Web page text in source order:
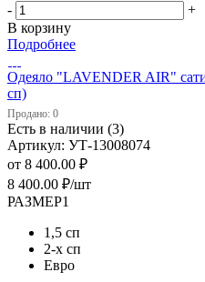
-
+
В корзину
Подробнее
Одеяло "LAVENDER AIR"
сп)
Продано: 0
Есть в наличии (3)
Артикул: УТ-13008074
от 8 400.00 ₽
8 400.00 ₽/шт
РАЗМЕР1
1,5 сп
2-х сп
Евро